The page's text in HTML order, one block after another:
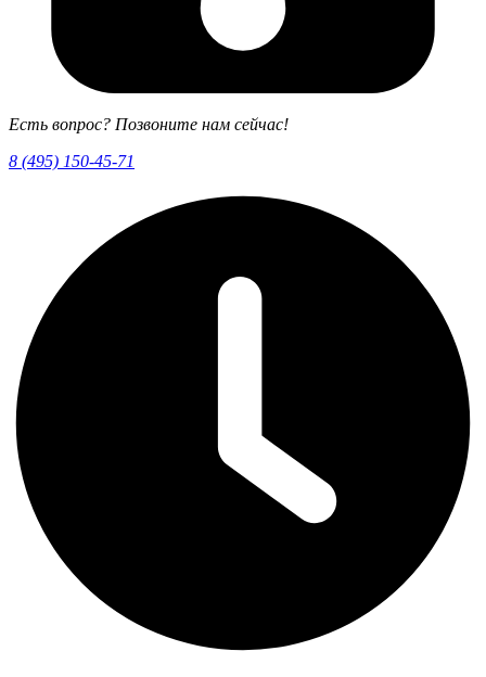
Есть вопрос? Позвоните нам сейчас!
8 (495) 150-45-71